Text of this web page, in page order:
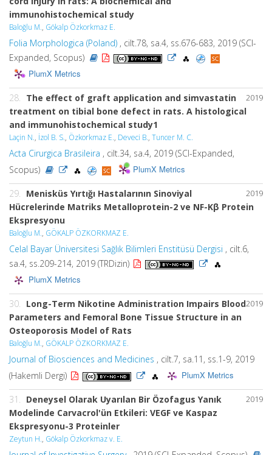
immunohistochemical study
Baloğlu M., Gökalp Özkorkmaz E.
Folia Morphologica (Poland) , cilt.78, sa.4, ss.676-683, 2019 (SCI-
Expanded, Scopus)
PlumX Metrics
2019
28. The effect of graft application and simvastatin
treatment on tibial bone defect in rats. A histological
and immunohistochemical study1
Laçin N., İzol B. S., Özkorkmaz E., Deveci B., Tuncer M. C.
Acta Cirurgica Brasileira , cilt.34, sa.4, 2019 (SCI-Expanded,
Scopus)
PlumX Metrics
2019
29. Menisküs Yırtığı Hastalarının Sinoviyal
Hücrelerinde Matriks Metalloprotein-2 ve NF-Kβ Protein
Ekspresyonu
Baloğlu M., GÖKALP ÖZKORKMAZ E.
Celal Bayar Üniversitesi Sağlık Bilimleri Enstitüsü Dergisi , cilt.6,
sa.4, ss.209-214, 2019 (TRDizin)
PlumX Metrics
2019
30. Long-Term Nikotine Administration Impairs Blood
Parameters and Femoral Bone Tissue Structure in an
Osteoporosis Model of Rats
Baloğlu M., GÖKALP ÖZKORKMAZ E.
Journal of Biosciences and Medicines , cilt.7, sa.11, ss.1-9, 2019
(Hakemli Dergi)
PlumX Metrics
2019
31. Deneysel Olarak Uyarılan Bir Özofagus Yanık
Modelinde Carvacrol'ün Etkileri: VEGF ve Kaspaz
Ekspresyonu-3 Proteinler
Zeytun H., Gökalp Özkorkmaz v. E.